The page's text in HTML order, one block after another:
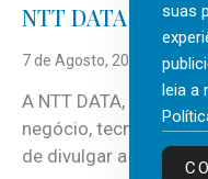
NTT DATA
7 de Agosto, 2026
A NTT DATA,
negócio, tecnologia e
de divulgar a mais
suas
leia a